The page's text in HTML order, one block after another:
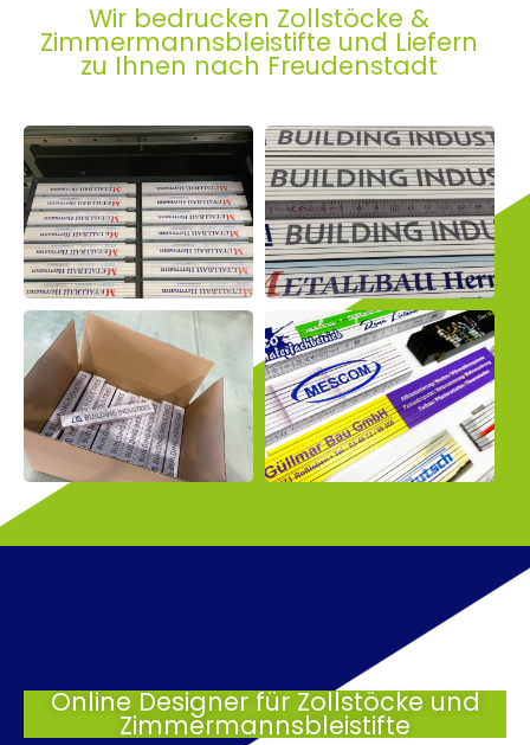
Wir bedrucken Zollstöcke &
Zimmermannsbleistifte und Liefern
zu Ihnen nach Freudenstadt
Online Designer für Zollstöcke und
Zimmermannsbleistifte